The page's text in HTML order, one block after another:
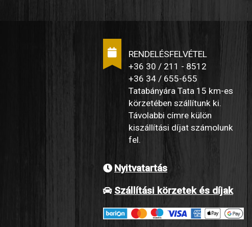
RENDELÉSFELVÉTEL
+36 30 / 211 - 8512
+36 34 / 655-655
Tatabányára Tata 15 km-es
körzetében szállítunk ki.
Távolabbi címre külön
kiszállítási díjat számolunk
fel.
Nyitvatartás
Szállítási körzetek és díjak